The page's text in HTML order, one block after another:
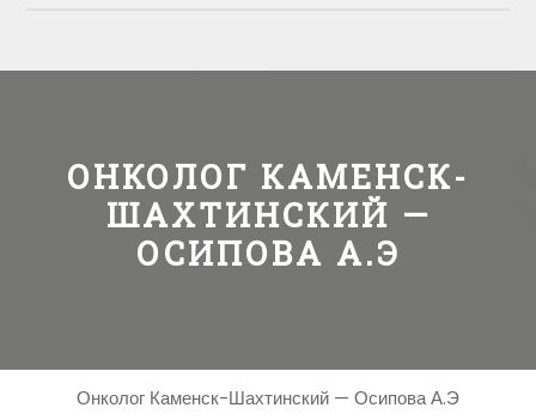
ОНКОЛОГ КАМЕНСК-
ШАХТИНСКИЙ —
ОСИПОВА А.Э
Онколог Каменск-Шахтинский — Осипова А.Э